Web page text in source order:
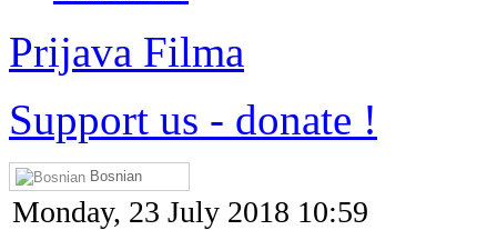
Prijava Filma
Support us - donate !
Bosnian
Monday, 23 July 2018 10:59